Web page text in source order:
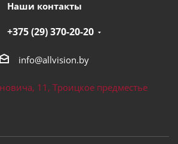
Наши контакты
+375 (29) 370-20-20
info@allvision.by
11, Троицкое предместье